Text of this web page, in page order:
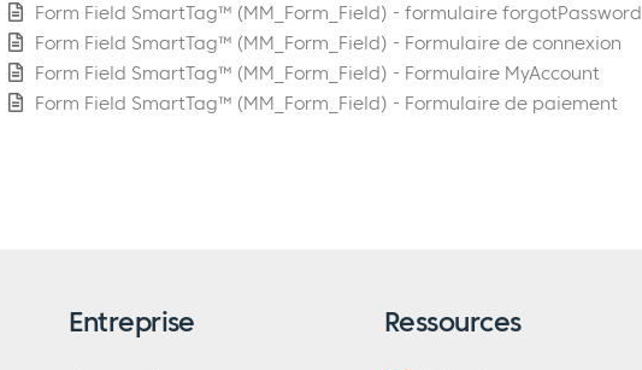
Form Field SmartTag™ (MM_Form_Field) - formulaire forgotPassword
Form Field SmartTag™ (MM_Form_Field) - Formulaire de connexion
Form Field SmartTag™ (MM_Form_Field) - Formulaire MyAccount
Form Field SmartTag™ (MM_Form_Field) - Formulaire de paiement
Entreprise Ressources